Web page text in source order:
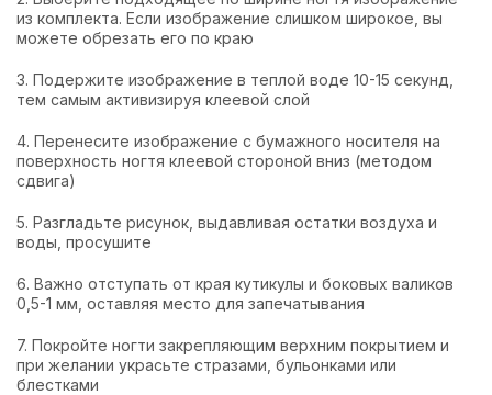
из комплекта. Если изображение слишком широкое, вы
можете обрезать его по краю
3. Подержите изображение в теплой воде 10-15 секунд,
тем самым активизируя клеевой слой
4. Перенесите изображение с бумажного носителя на
поверхность ногтя клеевой стороной вниз (методом
сдвига)
5. Разгладьте рисунок, выдавливая остатки воздуха и
воды, просушите
6. Важно отступать от края кутикулы и боковых валиков
0,5-1 мм, оставляя место для запечатывания
7. Покройте ногти закрепляющим верхним покрытием и
при желании украсьте стразами, бульонками или
блестками